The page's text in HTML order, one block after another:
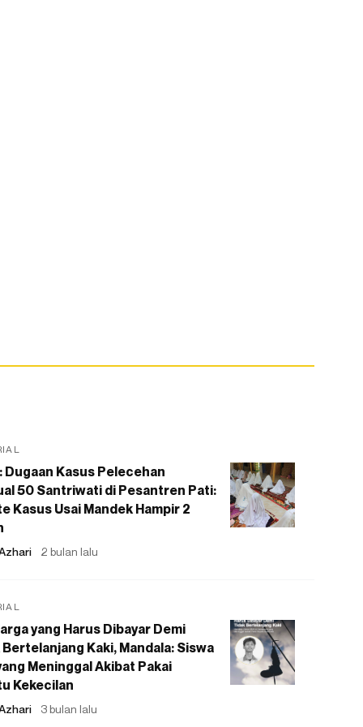
Dugaan Kasus Pelecehan
50 Santriwati di Pesantren Pati:
Kasus Usai Mandek Hampir 2
2 bulan lalu
yang Harus Dibayar Demi
Kaki, Mandala: Siswa
Meninggal Akibat Pakai
Kekecilan
3 bulan lalu